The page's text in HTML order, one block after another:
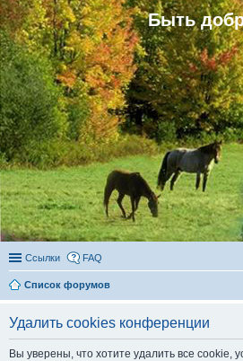
Быть
Ссылки FAQ
Список форумов
Удалить cookies конференции
Вы уверены, что хотите удалить все cookie,